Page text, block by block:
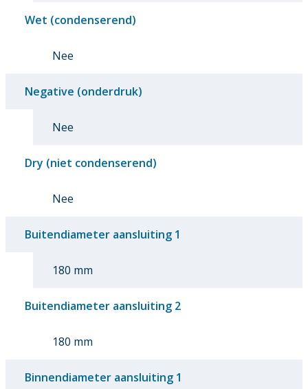
Wet (condenserend)
Nee
Negative (onderdruk)
Nee
Dry (niet condenserend)
Nee
Buitendiameter aansluiting 1
180 mm
Buitendiameter aansluiting 2
180 mm
Binnendiameter aansluiting 1